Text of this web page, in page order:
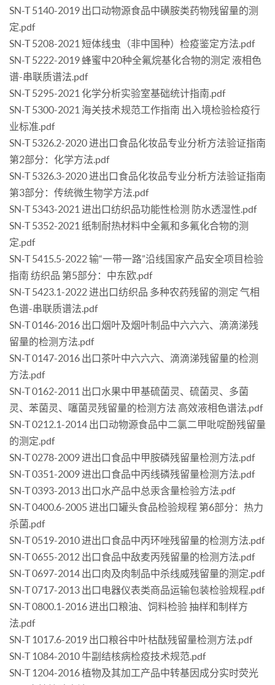
SN-T 5140-2019 出口动物源食品中磺胺类药物残留量的测
定.pdf
SN-T 5208-2021 短体线虫（非中国种）检疫鉴定方法.pdf
SN-T 5222-2019 蜂蜜中20种全氟烷基化合物的测定 液相色
谱-串联质谱法.pdf
SN-T 5295-2021 化学分析实验室基础统计指南.pdf
SN-T 5300-2021 海关技术规范工作指南 出入境检验检疫行
业标准.pdf
SN-T 5326.2-2020 进出口食品化妆品专业分析方法验证指南
第2部分：化学方法.pdf
SN-T 5326.3-2020 进出口食品化妆品专业分析方法验证指南
第3部分：传统微生物学方法.pdf
SN-T 5343-2021 进出口纺织品功能性检测 防水透湿性.pdf
SN-T 5352-2021 纸制耐热材料中全氟和多氟化合物的测
定.pdf
SN-T 5415.5-2022 输“一带一路”沿线国家产品安全项目检验
指南 纺织品 第5部分：中东欧.pdf
SN-T 5423.1-2022 进出口纺织品 多种农药残留的测定 气相
色谱-串联质谱法.pdf
SN-T 0146-2016 出口烟叶及烟叶制品中六六六、滴滴涕残
留量的检测方法.pdf
SN-T 0147-2016 出口茶叶中六六六、滴滴涕残留量的检测
方法.pdf
SN-T 0162-2011 出口水果中甲基硫菌灵、硫菌灵、多菌
灵、苯菌灵、噻菌灵残留量的检测方法 高效液相色谱法.pdf
SN-T 0212.1-2014 出口动物源食品中二氯二甲吡啶酚残留量
的测定.pdf
SN-T 0278-2009 进出口食品中甲胺磷残留量检测方法.pdf
SN-T 0351-2009 进出口食品中丙线磷残留量检测方法.pdf
SN-T 0393-2013 出口水产品中总汞含量检验方法.pdf
SN-T 0400.6-2005 进出口罐头食品检验规程 第6部分：热力
杀菌.pdf
SN-T 0519-2010 进出口食品中丙环唑残留量的检测方法.pdf
SN-T 0655-2012 出口食品中敌麦丙残留量的检测方法.pdf
SN-T 0697-2014 出口肉及肉制品中杀线威残留量的测定.pdf
SN-T 0717-2013 出口电器仪表类商品运输包装检验规程.pdf
SN-T 0800.1-2016 进出口粮油、饲料检验 抽样和制样方
法.pdf
SN-T 1017.6-2019 出口粮谷中叶枯酞残留量检测方法.pdf
SN-T 1084-2010 牛副结核病检疫技术规范.pdf
SN-T 1204-2016 植物及其加工产品中转基因成分实时荧光